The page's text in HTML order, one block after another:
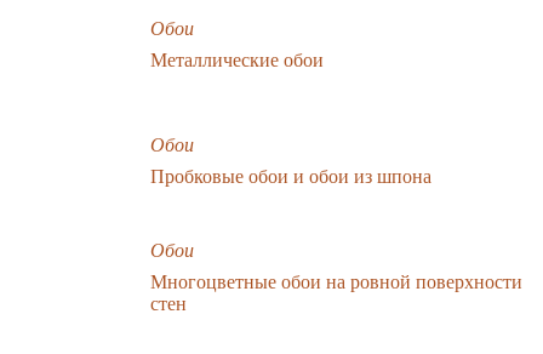
Обои
Металлические обои
Обои
Пробковые обои и обои из шпона
Обои
Многоцветные обои на ровной поверхности
стен